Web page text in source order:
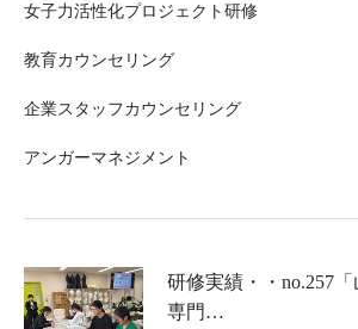
女子力活性化プロジェクト研修
教育カウンセリング
企業スタッフカウンセリング
アンガーマネジメント
研修実績・・no.257
専門…